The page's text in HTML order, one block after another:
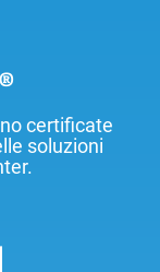
certificate
soluzioni